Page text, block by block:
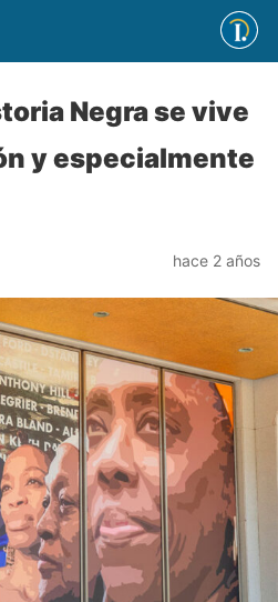
Negra se vive
y especialmente
hace 2 años